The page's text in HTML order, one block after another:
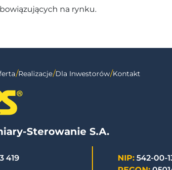
na rynku.
Realizacje Dla Inwestorów Kontakt
Sterowanie S.A.
419 NIP:542-00-